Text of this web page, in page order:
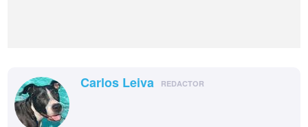
Carlos Leiva REDACTOR